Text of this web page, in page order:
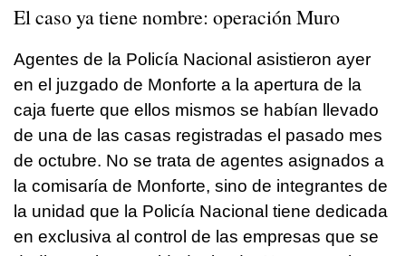
El caso ya tiene nombre: operación Muro
Agentes de la Policía Nacional asistieron ayer
en el juzgado de Monforte a la apertura de la
caja fuerte que ellos mismos se habían llevado
de una de las casas registradas el pasado mes
de octubre. No se trata de agentes asignados a
la comisaría de Monforte, sino de integrantes de
la unidad que la Policía Nacional tiene dedicada
en exclusiva al control de las empresas que se